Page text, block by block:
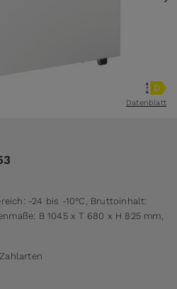
Datenblatt
-24 bis -10°C, Bruttoinhalt:
B 1045 x T 680 x H 825 mm,